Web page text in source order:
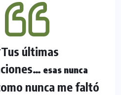
últimas
esas nunca
nunca me faltó